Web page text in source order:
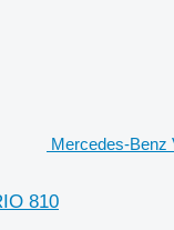
Mercedes-Benz
810